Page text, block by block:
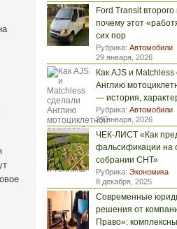
Ford Transit
почему этот
сих пор
Рубрика: Автомобили
29 января, 2026
Как AJS и Matchless
Англию
— история,
Рубрика: Автомобили
29 января, 2026
ЧЕК-ЛИСТ «Как
фальсификации на
собрании СНТ»
Рубрика: Экономика
8 декабря, 2025
Современные
решения от
Право»: